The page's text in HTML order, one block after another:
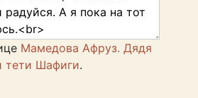
Мамедова Афруз. Дядя
тети Шафиги.